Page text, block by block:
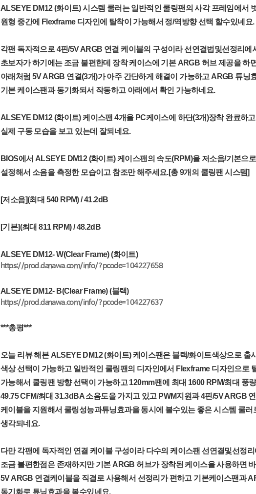
ALSEYE DM12 (화이트) 시스템 쿨러는 일반적인 쿨링팬의 사각 프레임에서
원형 중간에 Flexframe 디자인에 탈착이 가능해서 정/역방향 선택 할수있네요.
각팬 독자적으로 4핀/5V ARGB 연결 케이블의 구성이라 선연결법및선정리에
초보자가 하기에는 조금 불편한데 장착 케이스에 기본 ARGB 허브 제공을 하면
아래처럼 5V ARGB 연결(3개)가 아주 간단하게 해결이 가능하고 ARGB 튜닝
기본 케이스팬과 동기화되서 작동하고 아래에서 확인 가능하네요.
ALSEYE DM12 (화이트) 케이스팬 4개을 PC케이스에 하단(3개)장착 완료하고
실제 구동 모습을 보고 있는데 잘되네요.
BIOS에서 ALSEYE DM12 (화이트) 케이스팬의 속도(RPM)을 저소음/기본으로
설정해서 소음을 측정한 모습이고 참조만 해주세요.[총 9개의 쿨링팬 시스템]
[저소음](최대 540 RPM) / 41.2dB
[기본](최대 811 RPM) / 48.2dB
ALSEYE DM12- W(Clear Frame) (화이트)
https://prod.danawa.com/info/?pcode=104227658
ALSEYE DM12- B(Clear Frame) (블랙)
https://prod.danawa.com/info/?pcode=104227637
***총평***
오늘 리뷰 해본 ALSEYE DM12 (화이트) 케이스팬은 블랙/화이트색상으로 출
색상 선택이 가능하고 일반적인 쿨링팬의 디자인에서 Flexframe 디자인으로
가능해서 쿨링팬 방향 선택이 가능하고 120mm팬에 최대 1600 RPM/최대 풍
49.75 CFM/최대 31.3dBA 소음도을 가지고 있고 PWM지원과 4핀/5V ARGB
케이블을 지원해서 쿨링성능과튜닝효과을 동시에 볼수있는 좋은 시스템 쿨러
생각되네요.
다만 각팬에 독자적인 연결 케이블 구성이라 다수의 케이스팬 선연결및선정
조금 불편한점은 존재하지만 기본 ARGB 허브가 장착된 케이스을 사용하면
5V ARGB 연결케이블을 직결로 사용해서 선정리가 편하고 기본케이스팬과
동기화로 튜닝효과을 볼수있네요.